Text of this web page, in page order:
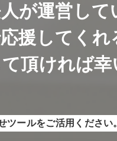
が運営して
応援してくれ
頂ければ幸
ツールをご活用ください